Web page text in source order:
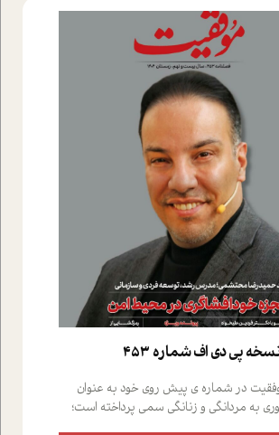
پي دي اف شماره 453
در شماره ی پیش روی خود به عنوان
به مردانگی و زنانگی سمی پرداخته است؛